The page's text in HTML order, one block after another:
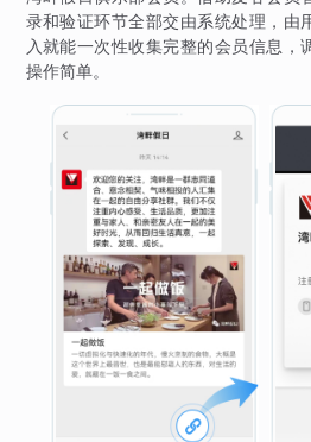
录和验证环节全部交由系统处理，由
入就能一次性收集完整的会员信息，
操作简单。